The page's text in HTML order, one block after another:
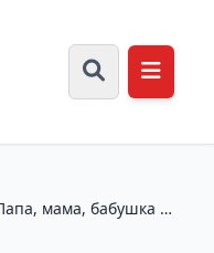
мама, бабушка и